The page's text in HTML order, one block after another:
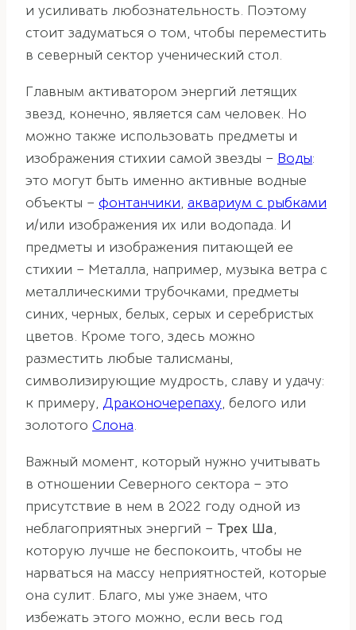
и усиливать любознательность. Поэтому
стоит задуматься о том, чтобы переместить
в северный сектор ученический стол.
Главным активатором энергий летящих
звезд, конечно, является сам человек. Но
можно также использовать предметы и
изображения стихии самой звезды – Воды:
это могут быть именно активные водные
объекты – фонтанчики, аквариум с рыбками
и/или изображения их или водопада. И
предметы и изображения питающей ее
стихии – Металла, например, музыка ветра с
металлическими трубочками, предметы
синих, черных, белых, серых и серебристых
цветов. Кроме того, здесь можно
разместить любые талисманы,
символизирующие мудрость, славу и удачу:
к примеру, Драконочерепаху, белого или
золотого Слона.
Важный момент, который нужно учитывать
в отношении Северного сектора – это
присутствие в нем в 2022 году одной из
неблагоприятных энергий – Трех Ша,
которую лучше не беспокоить, чтобы не
нарваться на массу неприятностей, которые
она сулит. Благо, мы уже знаем, что
избежать этого можно, если весь год